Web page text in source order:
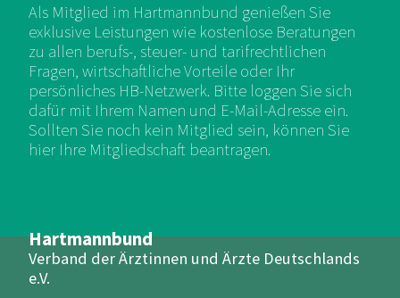
Hartmannbund
Verband der Ärztinnen und Ärzte Deutschlands
e.V.
Als Mitglied im Hartmannbund genießen Sie
exklusive Leistungen wie kostenlose Beratungen
zu allen berufs-, steuer- und tarifrechtlichen
Fragen, wirtschaftliche Vorteile oder Ihr
persönliches HB-Netzwerk. Bitte loggen Sie sich
dafür mit Ihrem Namen und E-Mail-Adresse ein.
Sollten Sie noch kein Mitglied sein, können Sie
hier Ihre Mitgliedschaft beantragen.